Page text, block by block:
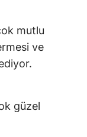
mutlu
ve
güzel